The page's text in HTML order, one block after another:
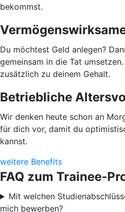
bekommst.
Du möchtest Geld anlegen?
gemeinsam in die Tat
zusätzlich zu deinem Gehalt.
Betriebliche
Wir denken heute schon an
für dich vor, damit du
kannst.
weitere Benefits
FAQ zum Trainee-
Mit welchen
mich bewerben?